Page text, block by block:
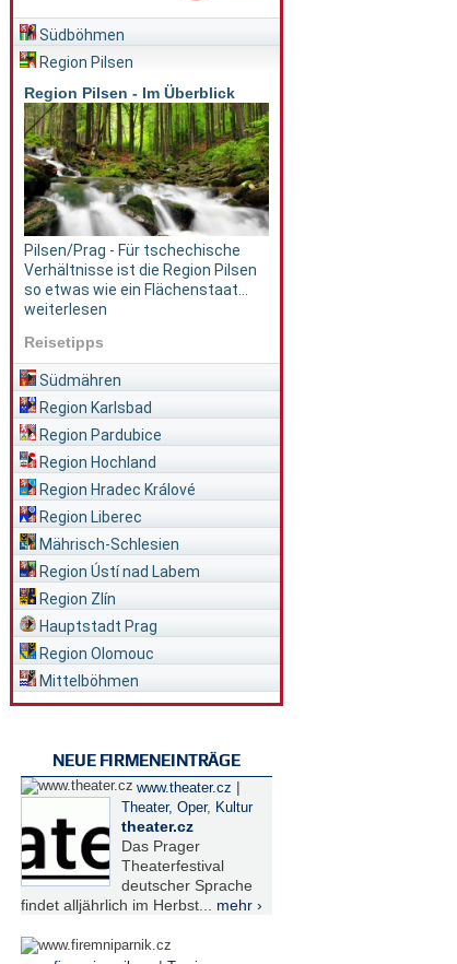
Südböhmen
Region Pilsen
Region Pilsen - Im Überblick
Pilsen/Prag - Für tschechische
Verhältnisse ist die Region Pilsen
so etwas wie ein Flächenstaat...
weiterlesen
Reisetipps
Südmähren
Region Karlsbad
Region Pardubice
Region Hochland
Region Hradec Králové
Region Liberec
Mährisch-Schlesien
Region Ústí nad Labem
Region Zlín
Hauptstadt Prag
Region Olomouc
Mittelböhmen
NEUE FIRMENEINTRÄGE
www.theater.cz |
Theater, Oper, Kultur
theater.cz
Das Prager
Theaterfestival
deutscher Sprache
findet alljährlich im Herbst... mehr ›